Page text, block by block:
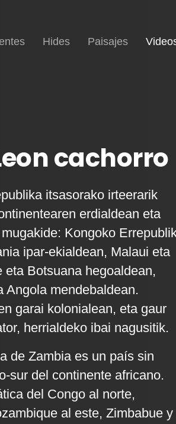
Inicio
Hides Paisajes
cachorro
itsasorako irteerarik
erdialdean eta
Kongoko
ipar-ekialdean, Malaui eta
Botsuana hegoaldean,
Angola mendebaldean.
garai kolonialean, eta gaur
herrialdeko ibai nagusitik.
de Zambia es un país sin
sur del continente africano.
del Congo al norte,
al este, Zimbabue y